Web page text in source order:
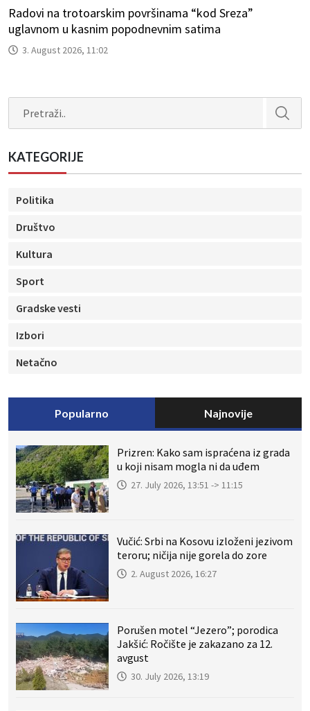
Radovi na trotoarskim površinama “kod Sreza”
uglavnom u kasnim popodnevnim satima
3. August 2026, 11:02
KATEGORIJE
Politika
Društvo
Kultura
Sport
Gradske vesti
Izbori
Netačno
Popularno Najnovije
Prizren: Kako sam ispraćena iz grada
u koji nisam mogla ni da uđem
27. July 2026, 13:51 -> 11:15
Vučić: Srbi na Kosovu izloženi jezivom
teroru; ničija nije gorela do zore
2. August 2026, 16:27
Porušen motel “Jezero”; porodica
Jakšić: Ročište je zakazano za 12.
avgust
30. July 2026, 13:19